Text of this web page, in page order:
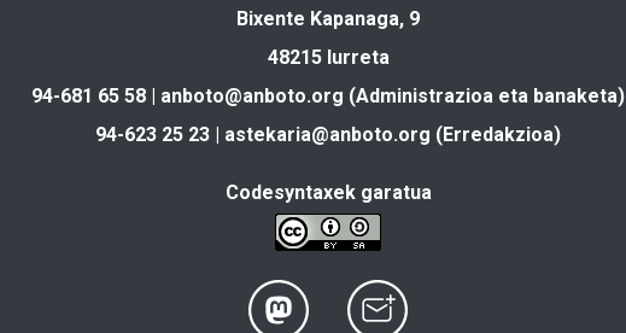
Bixente Kapanaga, 9
48215 Iurreta
94-681 65 58 | anboto@anboto.org (Administrazioa eta banaketa)
94-623 25 23 | astekaria@anboto.org (Erredakzioa)
Codesyntaxek garatua